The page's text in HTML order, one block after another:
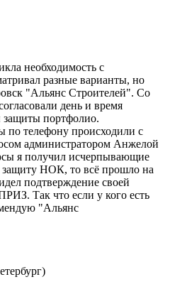
необходимость с
разные варианты, но
"Альянс Строителей". Со
день и время
защиты портфолио.
по телефону происходили с
администратором Анжелой
я получил исчерпывающие
защиту НОК, то всё прошло на
подтверждение своей
Так что если у кого есть
"Альянс